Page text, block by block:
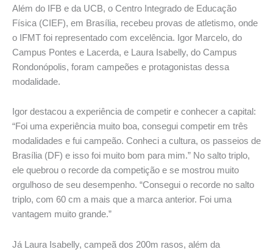
Além do IFB e da UCB, o Centro Integrado de Educação
Física (CIEF), em Brasília, recebeu provas de atletismo, onde
o IFMT foi representado com excelência. Igor Marcelo, do
Campus Pontes e Lacerda, e Laura Isabelly, do Campus
Rondonópolis, foram campeões e protagonistas dessa
modalidade.
Igor destacou a experiência de competir e conhecer a capital:
“Foi uma experiência muito boa, consegui competir em três
modalidades e fui campeão. Conheci a cultura, os passeios de
Brasília (DF) e isso foi muito bom para mim.” No salto triplo,
ele quebrou o recorde da competição e se mostrou muito
orgulhoso de seu desempenho. “Consegui o recorde no salto
triplo, com 60 cm a mais que a marca anterior. Foi uma
vantagem muito grande.”
Já Laura Isabelly, campeã dos 200m rasos, além da